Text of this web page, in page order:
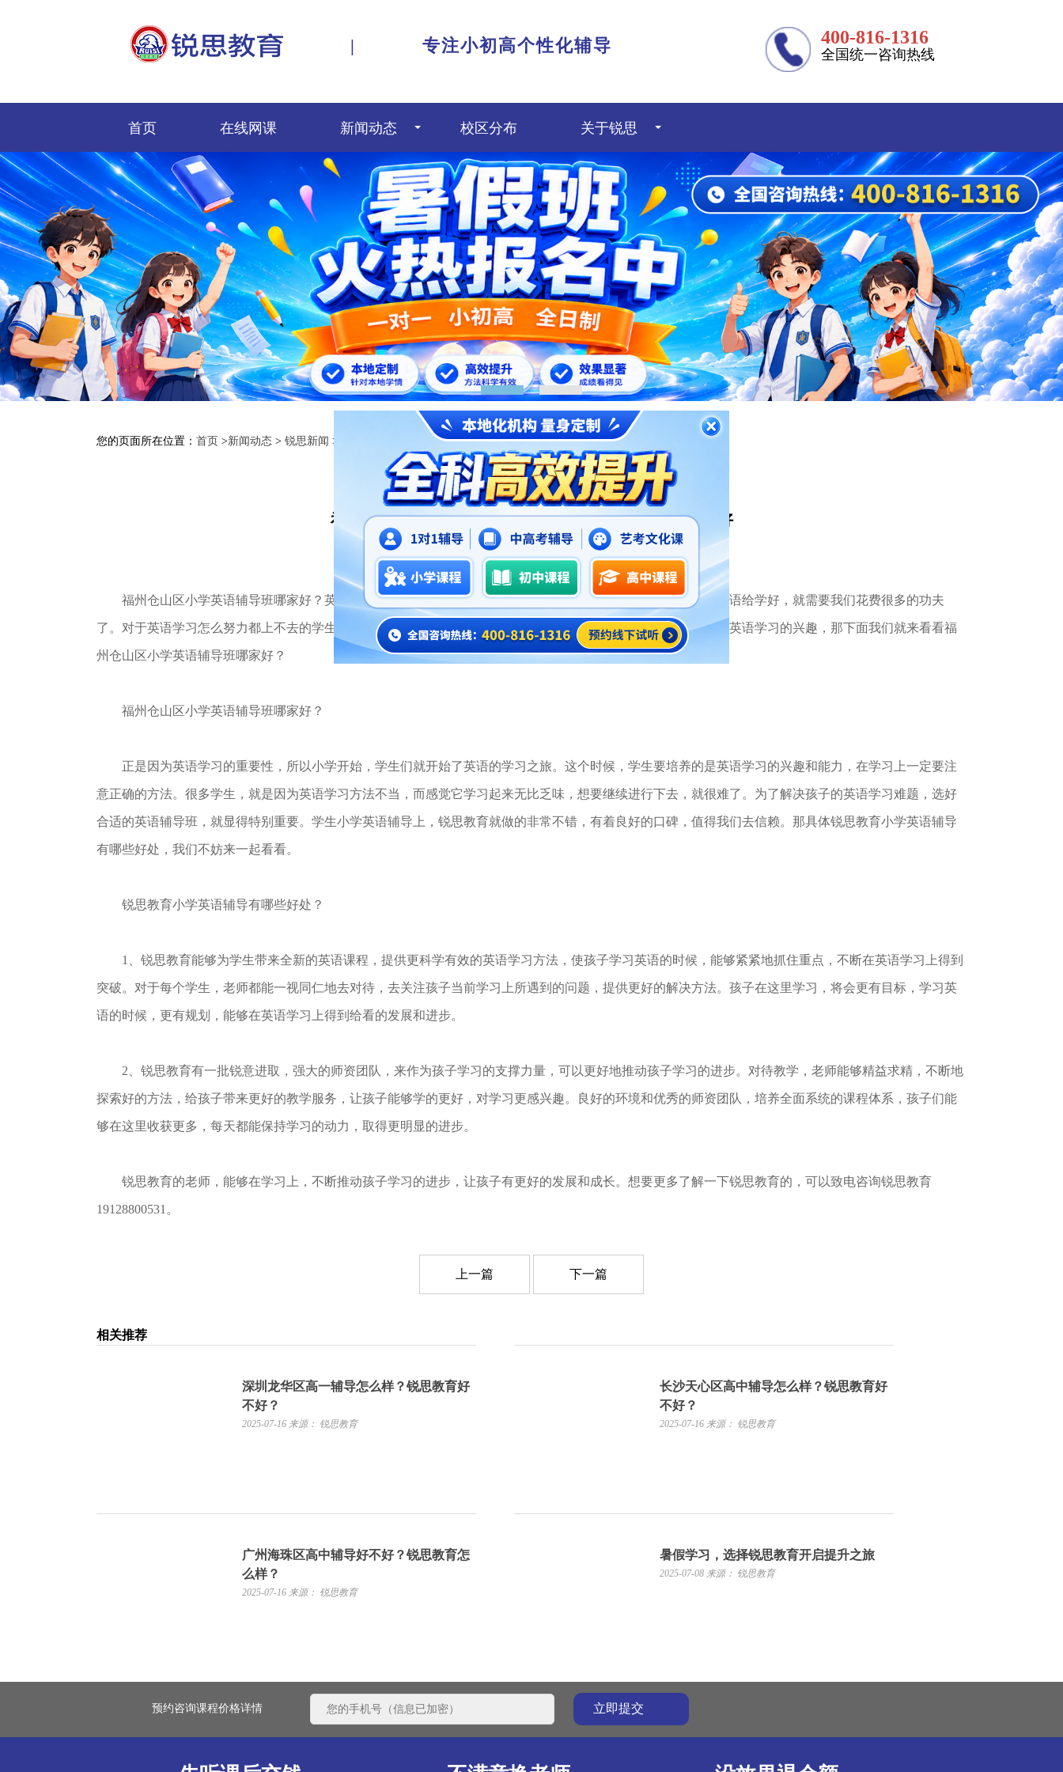
| 专注小初高个性化辅导 400-816-1316
全国统一咨询热线
首页 在线网课 新闻动态 校区分布 关于锐思
1 2
您的页面所在位置： 首页 >新闻动态 > 锐思新闻 > 正文
福州仓山区小学英语辅导班哪家好,福州锐思教育好不好
2026-06-03
福州仓山区小学英语辅导班哪家好？英语的学习，对每个学生来说都至关重要，可不能放松。但是，想要把英语给学好，就需要我们花费很多的功夫
了。对于英语学习怎么努力都上不去的学生，可以考虑参加英语辅导班，来使自己得到进一步的提升，建立孩子对英语学习的兴趣，那下面我们就来看看福
州仓山区小学英语辅导班哪家好？
福州仓山区小学英语辅导班哪家好？
正是因为英语学习的重要性，所以小学开始，学生们就开始了英语的学习之旅。这个时候，学生要培养的是英语学习的兴趣和能力，在学习上一定要注
意正确的方法。很多学生，就是因为英语学习方法不当，而感觉它学习起来无比乏味，想要继续进行下去，就很难了。为了解决孩子的英语学习难题，选好
合适的英语辅导班，就显得特别重要。学生小学英语辅导上，锐思教育就做的非常不错，有着良好的口碑，值得我们去信赖。那具体锐思教育小学英语辅导
有哪些好处，我们不妨来一起看看。
锐思教育小学英语辅导有哪些好处？
1、锐思教育能够为学生带来全新的英语课程，提供更科学有效的英语学习方法，使孩子学习英语的时候，能够紧紧地抓住重点，不断在英语学习上得到
突破。对于每个学生，老师都能一视同仁地去对待，去关注孩子当前学习上所遇到的问题，提供更好的解决方法。孩子在这里学习，将会更有目标，学习英
语的时候，更有规划，能够在英语学习上得到给看的发展和进步。
2、锐思教育有一批锐意进取，强大的师资团队，来作为孩子学习的支撑力量，可以更好地推动孩子学习的进步。对待教学，老师能够精益求精，不断地
探索好的方法，给孩子带来更好的教学服务，让孩子能够学的更好，对学习更感兴趣。良好的环境和优秀的师资团队，培养全面系统的课程体系，孩子们能
够在这里收获更多，每天都能保持学习的动力，取得更明显的进步。
锐思教育的老师，能够在学习上，不断推动孩子学习的进步，让孩子有更好的发展和成长。想要更多了解一下锐思教育的，可以致电咨询锐思教育
19128800531。
上一篇 下一篇
相关推荐
深圳龙华区高一辅导怎么样？锐思教育好
不好？
2025-07-16 来源： 锐思教育
长沙天心区高中辅导怎么样？锐思教育好
不好？
2025-07-16 来源： 锐思教育
广州海珠区高中辅导好不好？锐思教育怎
么样？
2025-07-16 来源： 锐思教育
暑假学习，选择锐思教育开启提升之旅
2025-07-08 来源： 锐思教育
预约咨询课程价格详情